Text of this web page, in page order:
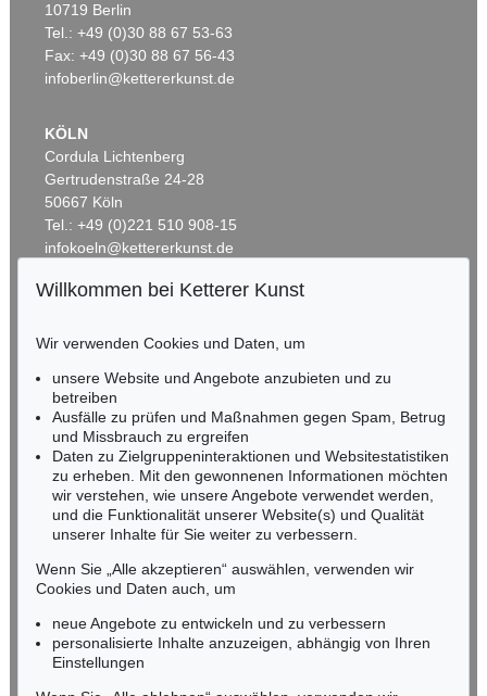
10719 Berlin
Tel.: +49 (0)30 88 67 53-63
Fax: +49 (0)30 88 67 56-43
infoberlin@kettererkunst.de
KÖLN
Cordula Lichtenberg
Gertrudenstraße 24-28
50667 Köln
Tel.: +49 (0)221 510 908-15
infokoeln@kettererkunst.de
RHEINLAND-PFALZ
Miriam Heß
Tel.: +49 (0)62 21 58 80-038
Fax: +49 (0)62 21 58 80-595
infoheidelberg@kettererkunst.de
NORDDEUTSCHLAND
Nico Kassel, M.A.
Tel.: +49 (0)89 55244-164
Mobil: +49 (0)171 8618661
n.kassel@kettererkunst.de
Keine Auktion mehr verpassen!
Wir informieren Sie rechtzeitig.
Willkommen bei Ketterer Kunst
Wir verwenden Cookies und Daten, um
unsere Website und Angebote anzubieten und zu
betreiben
Ausfälle zu prüfen und Maßnahmen gegen Spam, Betrug
und Missbrauch zu ergreifen
Daten zu Zielgruppeninteraktionen und Websitestatistiken
zu erheben. Mit den gewonnenen Informationen möchten
wir verstehen, wie unsere Angebote verwendet werden,
und die Funktionalität unserer Website(s) und Qualität
unserer Inhalte für Sie weiter zu verbessern.
Wenn Sie „Alle akzeptieren“ auswählen, verwenden wir
Cookies und Daten auch, um
neue Angebote zu entwickeln und zu verbessern
personalisierte Inhalte anzuzeigen, abhängig von Ihren
Einstellungen